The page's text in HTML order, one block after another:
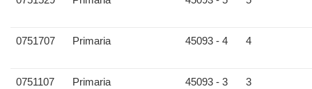
0751707 Primaria 45093 - 4 4
0751107 Primaria 45093 - 3 3